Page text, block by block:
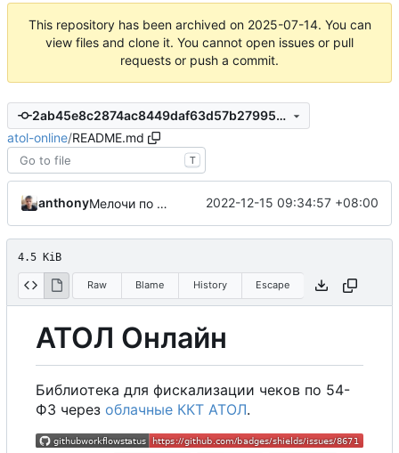
This repository has been archived on 2025-07-14. You can
view files and clone it. You cannot open issues or pull
requests or push a commit.
2ab45e8c2874ac8449daf63d57b27995d1ae0eb0
atol-online/README.md
T
anthony Мелочи по докам, TODO в README 2022-12-15 09:34:57 +08:00
4.5 KiB
Raw Blame History Escape
АТОЛ Онлайн
Библиотека для фискализации чеков по 54-
ФЗ через облачные ККТ АТОЛ.